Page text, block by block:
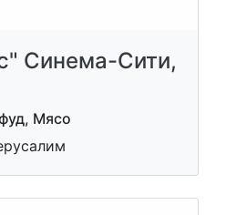
Синема-Сити,
Мясо